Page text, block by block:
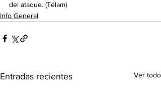
del ataque. (Télam)
Info General
Entradas recientes Ver todo